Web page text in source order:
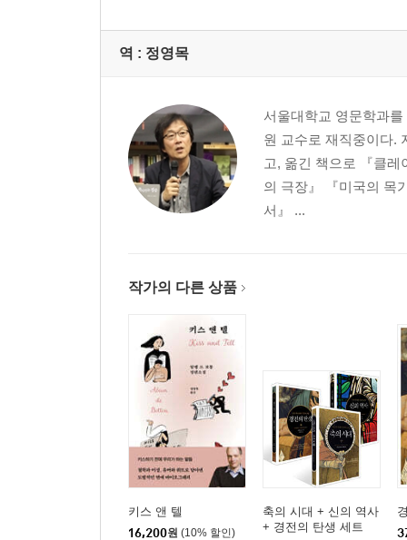
역 : 정영목
서울대학교 영문학과
원 교수로 재직중이다.
고, 옮긴 책으로 『클
의 극장』 『미국의 목
서』 ...
작가의 다른 상품
키스 앤 텔
16,200원 (10% 할인)
축의 시대 + 신의 역사
+ 경전의 탄생 세트